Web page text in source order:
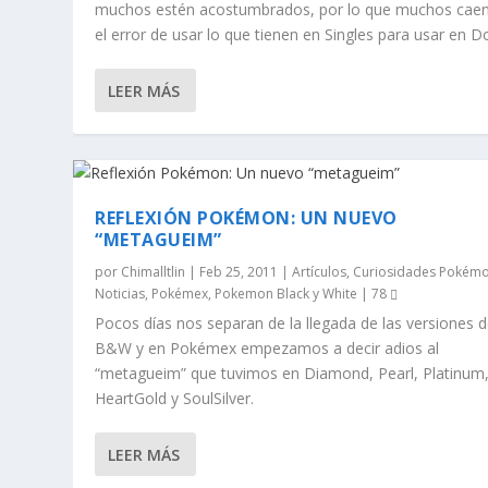
muchos estén acostumbrados, por lo que muchos
el error de usar lo que tienen en Singles para usar en
LEER MÁS
REFLEXIÓN POKÉMON: UN NUEVO
“METAGUEIM”
por Chimalltlin | Feb 25, 2011 |Artículos, Curiosidades
Noticias, Pokémex, Pokemon Black y White |78
Pocos días nos separan de la llegada de las versiones
B&W y en Pokémex empezamos a decir adios al
“metagueim” que tuvimos en Diamond, Pearl, Platinum,
HeartGold y SoulSilver.
LEER MÁS